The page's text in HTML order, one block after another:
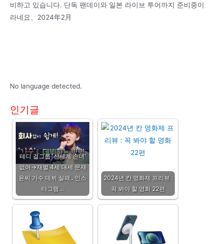
비하고 있습니다. 단독 팬데이와 일본 라이브 투어까지 준비중이
라네요、2024年2月
No language detected.
인기글
테디 걸그룹 '신세계 손녀'
없어→재벌 4세 대세 문재
윤씨 가수 데뷔 실패.. 인스
타그램…
2024년 칸 영화제 프리뷰 :
꼭 봐야 할 영화 22편